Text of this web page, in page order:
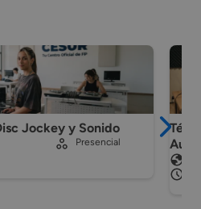
Jockey y Sonido
Presencial